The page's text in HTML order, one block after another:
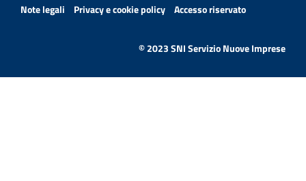
MENÙ PRIVACY
Note legali Privacy e cookie policy Accesso riservato
© 2023 SNI Servizio Nuove Imprese